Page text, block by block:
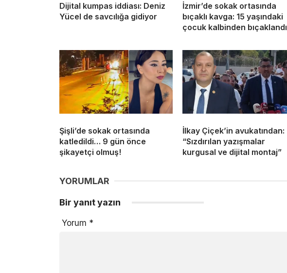
Dijital kumpas iddiası: Deniz
Yücel de savcılığa gidiyor
İzmir’de sokak ortasında
bıçaklı kavga: 15 yaşındaki
çocuk kalbinden bıçaklandı
Şişli’de sokak ortasında
katledildi… 9 gün önce
şikayetçi olmuş!
İlkay Çiçek’in avukatından:
“Sızdırılan yazışmalar
kurgusal ve dijital montaj”
YORUMLAR
Bir yanıt yazın
Yorum *